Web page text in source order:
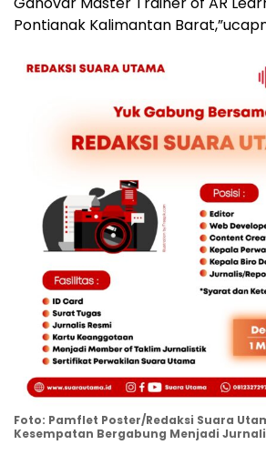
Pontianak Kalimantan
Foto: Pamflet Poster/Redaksi Suara
Kesempatan Bergabung Menjadi